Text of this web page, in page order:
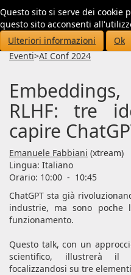
Questo sito si serve dei cookie
questo sito acconsenti
Ulteriori informazioni
Ok
Eventi>AI Conf 2024
RLHF: tre
capire
Emanuele Fabbiani (xtream)
Lingua: Italiano
Orario: 10:00 - 10:45
ChatGPT sta già
industrie, ma sono poche
funzionamento.
Questo talk, con un
scientifico, illustrerà il
focalizzandosi su tre